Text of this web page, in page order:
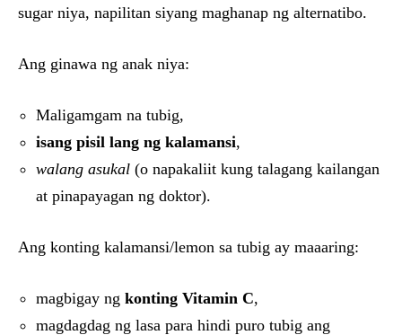
sugar niya, napilitan siyang maghanap ng alternatibo.
Ang ginawa ng anak niya:
Maligamgam na tubig,
isang pisil lang ng kalamansi,
walang asukal (o napakaliit kung talagang kailangan
at pinapayagan ng doktor).
Ang konting kalamansi/lemon sa tubig ay maaaring:
magbigay ng konting Vitamin C,
magdagdag ng lasa para hindi puro tubig ang